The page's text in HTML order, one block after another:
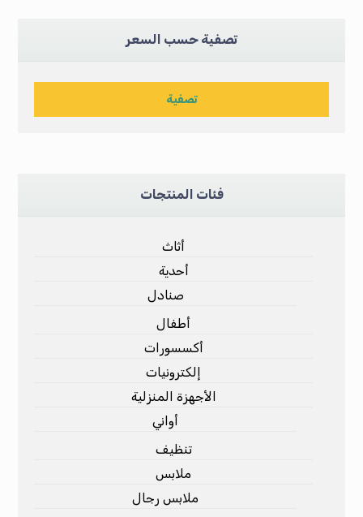
تصفية حسب السعر
تصفية
فئات المنتجات
أثاث
أحدية
صنادل
أطفال
أكسسورات
إلكترونيات
الأجهزة المنزلية
أواني
تنظيف
ملابس
ملابس رجال